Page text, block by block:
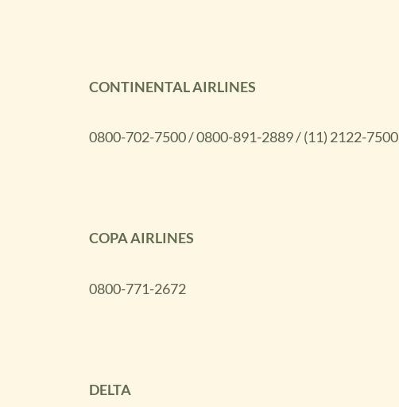
CONTINENTAL AIRLINES
0800-702-7500 / 0800-891-2889 / (11) 2122-7500
COPA AIRLINES
0800-771-2672
DELTA